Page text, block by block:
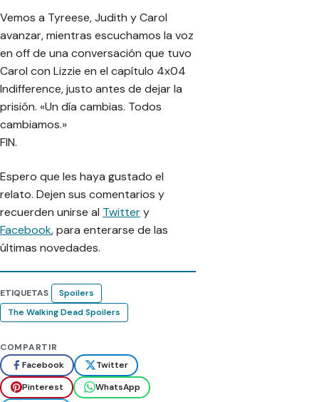
Vemos a Tyreese, Judith y Carol
avanzar, mientras escuchamos la voz
en off de una conversación que tuvo
Carol con Lizzie en el capítulo 4x04
Indifference, justo antes de dejar la
prisión. «Un día cambias. Todos
cambiamos.»
FIN.
Espero que les haya gustado el
relato. Dejen sus comentarios y
recuerden unirse al Twittery
Facebook, para enterarse de las
últimas novedades.
ETIQUETAS
Spoilers
The Walking Dead Spoilers
COMPARTIR
Facebook
Twitter
Pinterest
WhatsApp